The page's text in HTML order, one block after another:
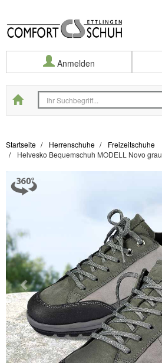
Anmelden
Startseite
Startseite Herrenschuhe
Freizeitschuhe
Helvesko Bequemschuh MODELL Novo grau